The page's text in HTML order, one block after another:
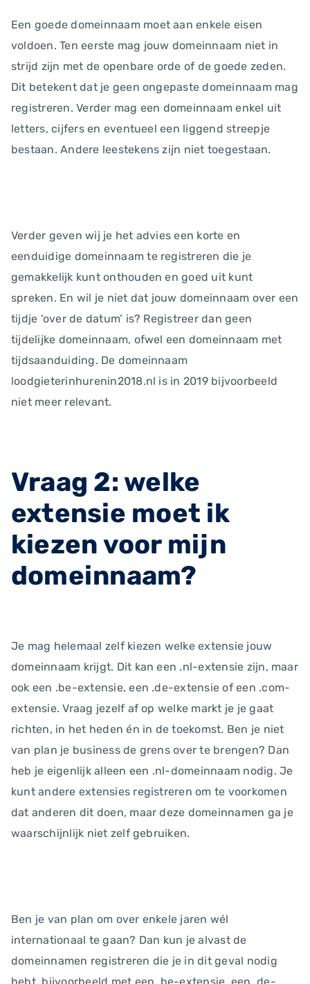
Een goede domeinnaam moet aan enkele eisen
voldoen. Ten eerste mag jouw domeinnaam niet in
strijd zijn met de openbare orde of de goede zeden.
Dit betekent dat je geen ongepaste domeinnaam mag
registreren. Verder mag een domeinnaam enkel uit
letters, cijfers en eventueel een liggend streepje
bestaan. Andere leestekens zijn niet toegestaan.
Verder geven wij je het advies een korte en
eenduidige domeinnaam te registreren die je
gemakkelijk kunt onthouden en goed uit kunt
spreken. En wil je niet dat jouw domeinnaam over een
tijdje ‘over de datum’ is? Registreer dan geen
tijdelijke domeinnaam, ofwel een domeinnaam met
tijdsaanduiding. De domeinnaam
loodgieterinhurenin2018.nl is in 2019 bijvoorbeeld
niet meer relevant.
Vraag 2: welke
extensie moet ik
kiezen voor mijn
domeinnaam?
Je mag helemaal zelf kiezen welke extensie jouw
domeinnaam krijgt. Dit kan een .nl-extensie zijn, maar
ook een .be-extensie, een .de-extensie of een .com-
extensie. Vraag jezelf af op welke markt je je gaat
richten, in het heden én in de toekomst. Ben je niet
van plan je business de grens over te brengen? Dan
heb je eigenlijk alleen een .nl-domeinnaam nodig. Je
kunt andere extensies registreren om te voorkomen
dat anderen dit doen, maar deze domeinnamen ga je
waarschijnlijk niet zelf gebruiken.
Ben je van plan om over enkele jaren wél
internationaal te gaan? Dan kun je alvast de
domeinnamen registreren die je in dit geval nodig